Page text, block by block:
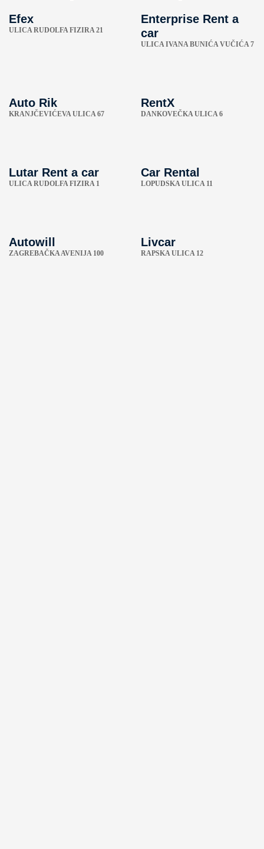
Efex
ULICA RUDOLFA FIZIRA 21
Enterprise Rent a
car
ULICA IVANA BUNIĆA VUČIĆA 7
Auto Rik
KRANJČEVIĆEVA ULICA 67
RentX
DANKOVEČKA ULICA 6
Lutar Rent a car
ULICA RUDOLFA FIZIRA 1
Car Rental
LOPUDSKA ULICA 11
Autowill
ZAGREBAČKA AVENIJA 100
Livcar
RAPSKA ULICA 12